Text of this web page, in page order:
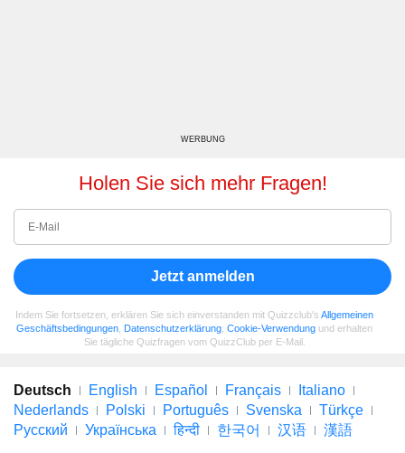
WERBUNG
Holen Sie sich mehr Fragen!
Jetzt anmelden
Indem Sie fortsetzen, erklären Sie sich einverstanden mit Quizzclub's Allgemeinen
Geschäftsbedingungen Datenschutzerklärung Cookie-Verwendung und erhalten
Sie tägliche Quizfragen vom QuizzClub per E-Mail.
Deutsch English Español Français
Italiano
Nederlands
Polski Português Svenska
Türkçe
Русский
Українська हिन्दी 한국어 汉语 漢語